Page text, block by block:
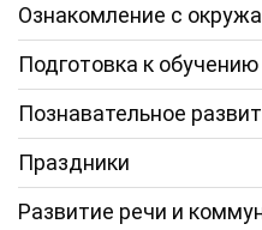
Ознакомление с
Подготовка к
Познавательное
Праздники
Развитие речи и